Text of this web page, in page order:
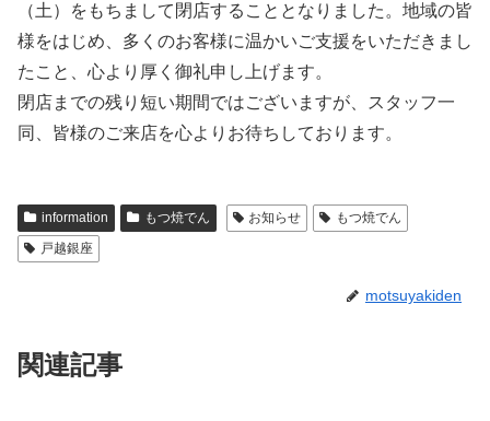
（土）をもちまして閉店することとなりました。地域の皆
様をはじめ、多くのお客様に温かいご支援をいただきまし
たこと、心より厚く御礼申し上げます。
閉店までの残り短い期間ではございますが、スタッフ一
同、皆様のご来店を心よりお待ちしております。
information もつ焼でん お知らせ
もつ焼でん
戸越銀座
motsuyakiden
関連記事